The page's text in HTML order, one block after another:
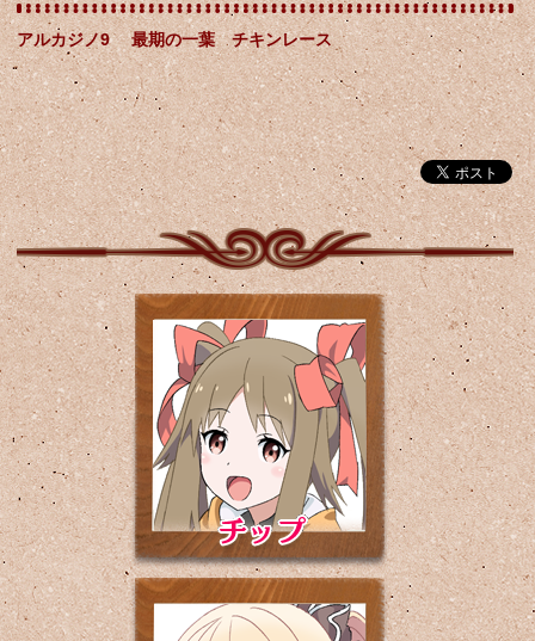
アルカジノ9 最期の一葉 チキンレース